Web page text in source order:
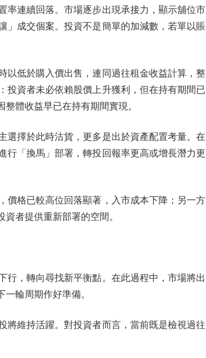
連續回落。市場逐步出現承接力，顯示舖位市
」成交個案。投資不是簡單的加減數，若單以賬
低於購入價出售，連同過往租金收益計算，整
投資者未必依賴股價上升獲利，但在持有期間已
體收益早已在持有期間實現。
擇於此時沽貨，更多是出於資產配置考量。在
行「換馬」部署，轉投回報率更高或增長潛力更
格已較高位回落顯著，入市成本下降；另一方
者提供重新部署的空間。
，轉向尋找新平衡點。在此過程中，市場將出
輪周期作好準備。
維持活躍。對投資者而言，當前既是檢視過往